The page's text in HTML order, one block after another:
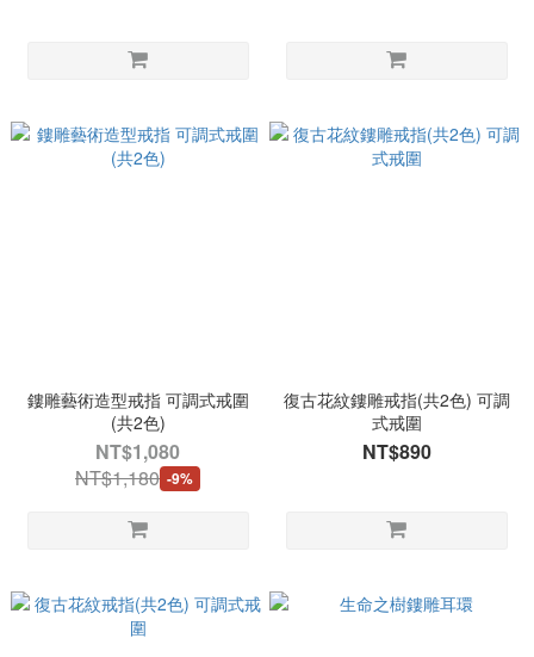
鏤雕藝術造型戒指 可調式戒圍
(共2色)
NT$1,080
NT$1,180 -9%
復古花紋鏤雕戒指(共2色) 可調
式戒圍
NT$890